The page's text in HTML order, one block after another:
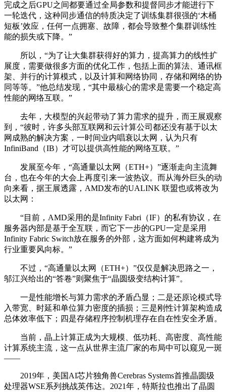
完成之后GPU之间都要通过全局参数和提督同步才能进行下
一轮迭代，这种同步通信的特质决定了训练集群很强的‘木桶
短板’效应，任何一点拥塞、故障，都会导致整个集群训练性
能的损失或下降。”
所以，“为了让大集群获得好的算力，提高算力的线性扩
展度，需要做很多方面的优化工作，包括上面的算法、通讯框
架、并行的计算模式，以及计算和网络协同，存储和网络的协
同等等。”他总结发现，“其中最核心的需求是需要一个稳定高
性能的网络互联。”
去年，大模型的兴起带动了算力需求的提升，而王展观察
到，“彼时，许多头部互联网和云计算公司都还没有基于以太
网成熟的解决方案，一时间业内唱衰以太网，认为只有
InfiniBand（IB）才可以提供高性能的网络互联。”
发展至今年，“高通量以太网（ETH+）”逐渐走向主流舞
台，也在今年的大会上再度引来一波热议。而从海外巨头的动
向来看，据王展透露，AMD发布的UALINK 联盟也或将改为
以太网：
“目前，AMD采用的是Infinity Fabri（IF）的私有协议，在
服务器内部是基于全互联，而它下一步的GPU一定是采用
Infinity Fabric Switch放在服务的外部，这方面如何构建将成为
行业重要风向标。”
不过，“高通量以太网（ETH+）”仅仅是解决思路之一，
邬江兴给出的“答卷”则聚焦于“晶圆级变结构计算”。
一是性能增长与算力需求的矛盾凸显；二是还原论模式导
入带宽、时延和单位算力密度的插损；三是刚性计算架构造成
总体效率低下；四是存储程序控制机理存在自在性安全矛盾。
当前，晶上计算正成为大规模、低功耗、高密度、高性能
计算系统主流，这一点从世界主流厂家的布局中可以窥见一斑
——
2019年，美国AI芯片独角兽Cerebras Systems首推晶圆级
处理器WSE系列挑战英伟达。2021年，特斯拉也推出了晶圆